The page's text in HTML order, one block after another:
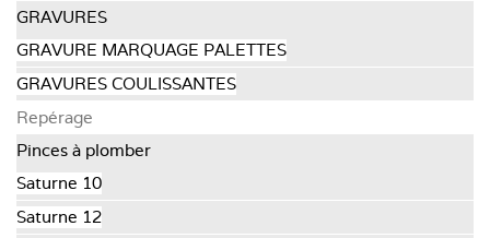
GRAVURES
GRAVURE MARQUAGE PALETTES
GRAVURES COULISSANTES
Repérage
Pinces à plomber
Saturne 10
Saturne 12